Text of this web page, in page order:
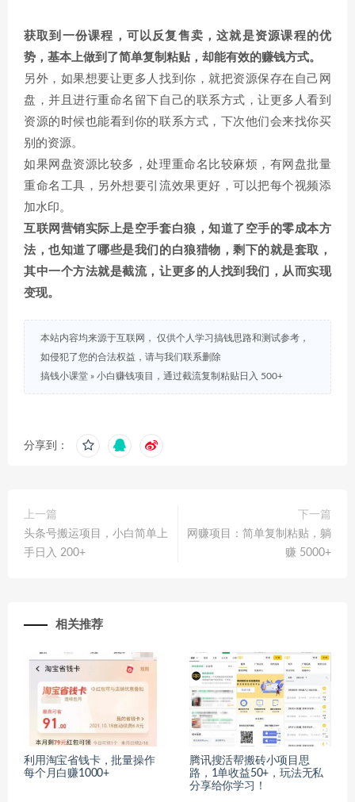
获取到一份课程，可以反复售卖，这就是资源课程的优
势，基本上做到了简单复制粘贴，却能有效的赚钱方式。
另外，如果想要让更多人找到你，就把资源保存在自己网
盘，并且进行重命名留下自己的联系方式，让更多人看到
资源的时候也能看到你的联系方式，下次他们会来找你买
别的资源。
如果网盘资源比较多，处理重命名比较麻烦，有网盘批量
重命名工具，另外想要引流效果更好，可以把每个视频添
加水印。
互联网营销实际上是空手套白狼，知道了空手的零成本方
法，也知道了哪些是我们的白狼猎物，剩下的就是套取，
其中一个方法就是截流，让更多的人找到我们，从而实现
变现。
本站内容均来源于互联网， 仅供个人学习搞钱思路和测试参考，
如侵犯了您的合法权益，请与我们联系删除
搞钱小课堂 » 小白赚钱项目，通过截流复制粘贴日入 500+
分享到：
上一篇
头条号搬运项目，小白简单上
手日入 200+
下一篇
网赚项目：简单复制粘贴，躺
赚 5000+
相关推荐
利用淘宝省钱卡，批量操作
每个月白赚1000+
腾讯搜活帮搬砖小项目思
路，1单收益50+，玩法无私
分享给你学习！